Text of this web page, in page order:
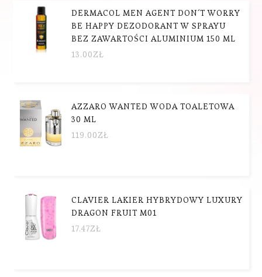
DERMACOL MEN AGENT DON´T WORRY
BE HAPPY DEZODORANT W SPRAYU
BEZ ZAWARTOŚCI ALUMINIUM 150 ML
13.00ZŁ
AZZARO WANTED WODA TOALETOWA
30 ML
119.00ZŁ
CLAVIER LAKIER HYBRYDOWY LUXURY
DRAGON FRUIT M01
17.47ZŁ